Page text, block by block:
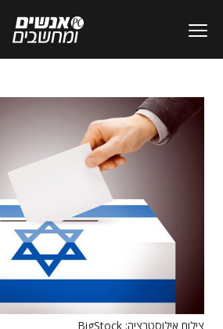
צילום אילוסטרציה: BigStock